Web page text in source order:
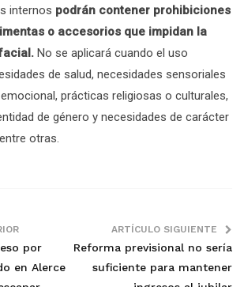
internos podrán contener prohibiciones
o accesorios que impidan la
No se aplicará cuando el uso
de salud, necesidades sensoriales
prácticas religiosas o culturales,
de género y necesidades de carácter
otras.
por
en Alerce
ARTÍCULO SIGUIENTE
Reforma previsional no sería
suficiente para mantener